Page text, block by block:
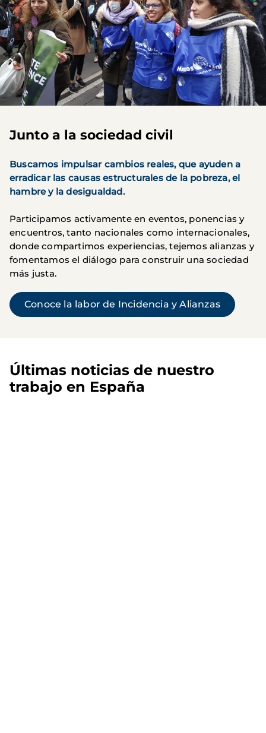
Junto a la sociedad civil
Buscamos impulsar cambios reales, que ayuden a
erradicar las causas estructurales de la pobreza, el
hambre y la desigualdad.
Participamos activamente en eventos, ponencias y
encuentros, tanto nacionales como internacionales,
donde compartimos experiencias, tejemos alianzas y
fomentamos el diálogo para construir una sociedad
más justa.
Conoce la labor de Incidencia y Alianzas
Últimas noticias de nuestro
trabajo en España